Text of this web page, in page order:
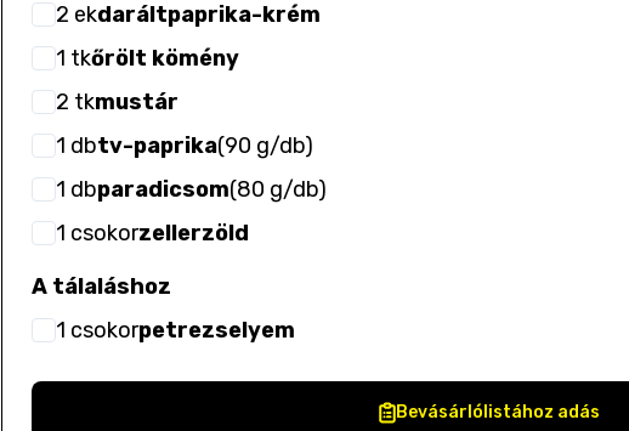
2 ekdaráltpaprika-krém
1 tkőrölt kömény
2 tkmustár
1 dbtv-paprika(90 g/db)
1 dbparadicsom(80 g/db)
1 csokorzellerzöld
A tálaláshoz
1 csokorpetrezselyem
Bevásárlólistához adás